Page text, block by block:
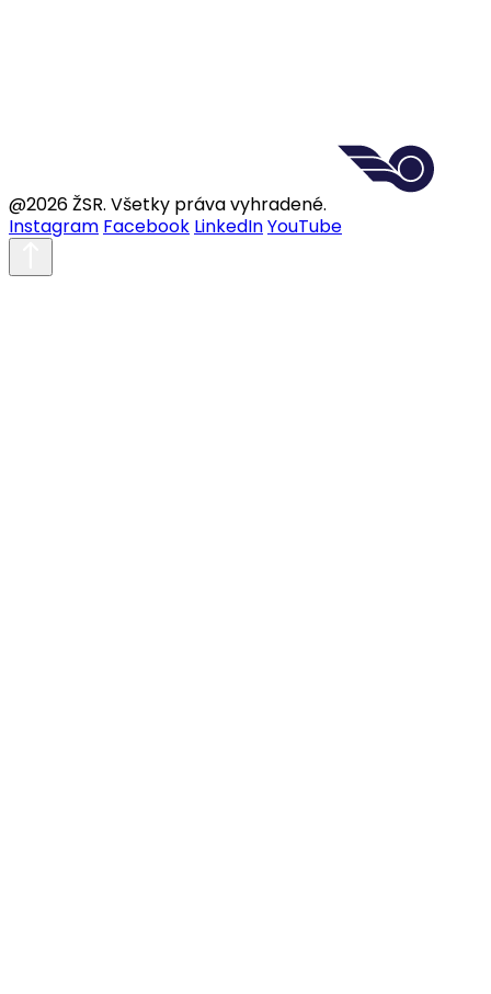
@2026 ŽSR. Všetky práva vyhradené.
Instagram Facebook LinkedInYouTube